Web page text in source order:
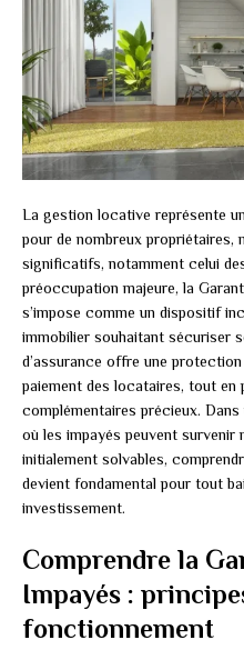
La gestion locative représente
pour de nombreux propriétaires,
significatifs, notamment celui
préoccupation majeure, la
s’impose comme un dispositif
immobilier souhaitant sécuriser
d’assurance offre une
paiement des locataires, tout en
complémentaires précieux.
où les impayés peuvent survenir
initialement solvables,
devient fondamental pour tout
investissement.
Comprendre la
Impayés :
fonctionnement